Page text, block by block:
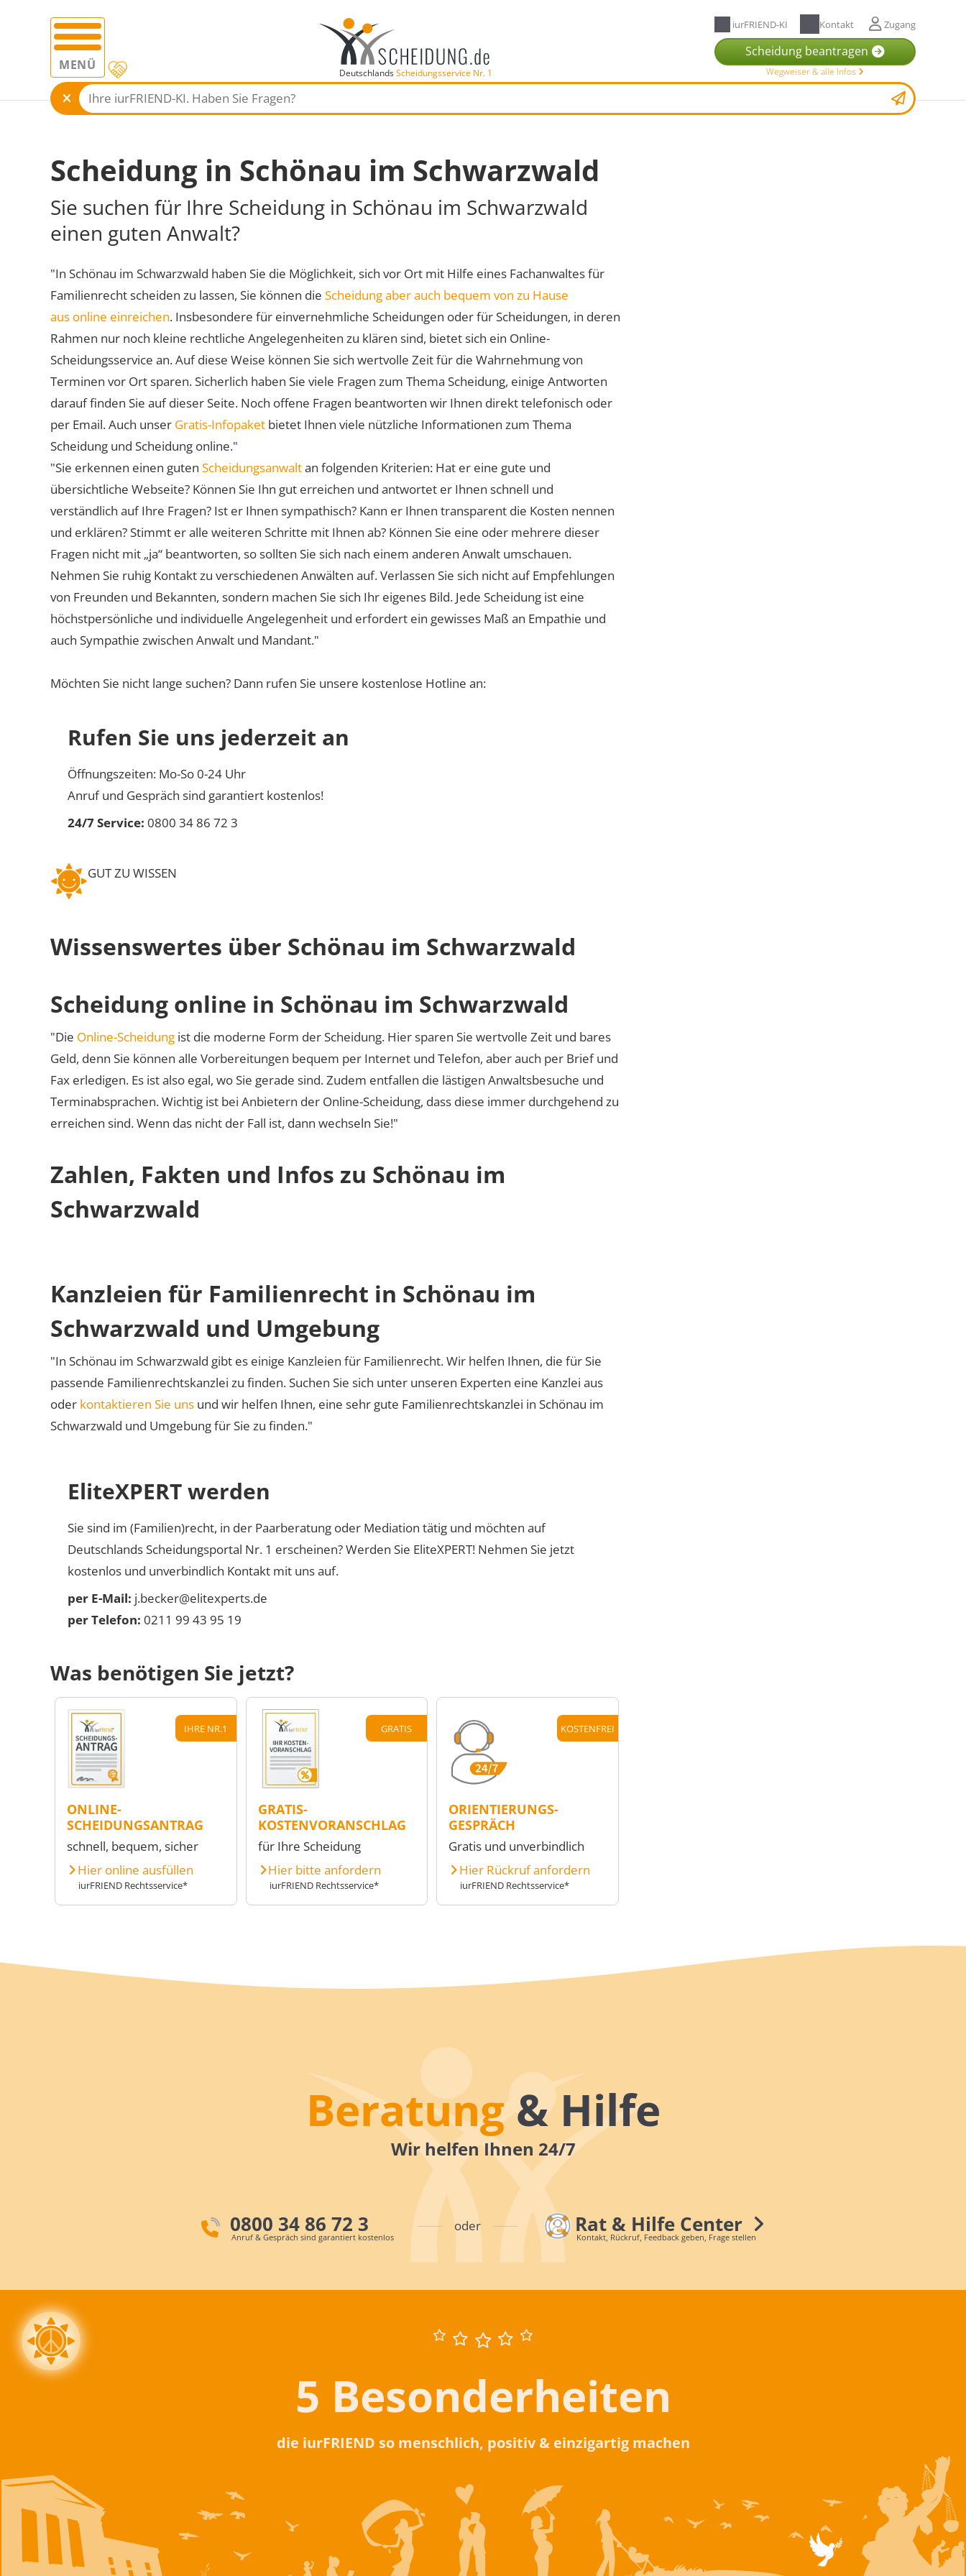
MENÜ DeutschlandsScheidungsservice Nr. 1
iurFRIEND-KI Kontakt Zugang
Scheidung beantragen
Wegweiser & alle Infos
Scheidung in Schönau im Schwarzwald
Sie suchen für Ihre Scheidung in Schönau im Schwarzwald
einen guten Anwalt?
"In Schönau im Schwarzwald haben Sie die Möglichkeit, sich vor Ort mit Hilfe eines Fachanwaltes für
Familienrecht scheiden zu lassen, Sie können die Scheidung aber auch bequem von zu Hause
aus online einreichen. Insbesondere für einvernehmliche Scheidungen oder für Scheidungen, in deren
Rahmen nur noch kleine rechtliche Angelegenheiten zu klären sind, bietet sich ein Online-
Scheidungsservice an. Auf diese Weise können Sie sich wertvolle Zeit für die Wahrnehmung von
Terminen vor Ort sparen. Sicherlich haben Sie viele Fragen zum Thema Scheidung, einige Antworten
darauf finden Sie auf dieser Seite. Noch offene Fragen beantworten wir Ihnen direkt telefonisch oder
per Email. Auch unser Gratis-Infopaket bietet Ihnen viele nützliche Informationen zum Thema
Scheidung und Scheidung online."
"Sie erkennen einen guten Scheidungsanwaltan folgenden Kriterien: Hat er eine gute und
übersichtliche Webseite? Können Sie Ihn gut erreichen und antwortet er Ihnen schnell und
verständlich auf Ihre Fragen? Ist er Ihnen sympathisch? Kann er Ihnen transparent die Kosten nennen
und erklären? Stimmt er alle weiteren Schritte mit Ihnen ab? Können Sie eine oder mehrere dieser
Fragen nicht mit „ja“ beantworten, so sollten Sie sich nach einem anderen Anwalt umschauen.
Nehmen Sie ruhig Kontakt zu verschiedenen Anwälten auf. Verlassen Sie sich nicht auf Empfehlungen
von Freunden und Bekannten, sondern machen Sie sich Ihr eigenes Bild. Jede Scheidung ist eine
höchstpersönliche und individuelle Angelegenheit und erfordert ein gewisses Maß an Empathie und
auch Sympathie zwischen Anwalt und Mandant."
Möchten Sie nicht lange suchen? Dann rufen Sie unsere kostenlose Hotline an:
Rufen Sie uns jederzeit an
Öffnungszeiten: Mo-So 0-24 Uhr
Anruf und Gespräch sind garantiert kostenlos!
24/7 Service: 0800 34 86 72 3
GUT ZU WISSEN
Wissenswertes über Schönau im Schwarzwald
Scheidung online in Schönau im Schwarzwald
"Die Online-Scheidung ist die moderne Form der Scheidung. Hier sparen Sie wertvolle Zeit und bares
Geld, denn Sie können alle Vorbereitungen bequem per Internet und Telefon, aber auch per Brief und
Fax erledigen. Es ist also egal, wo Sie gerade sind. Zudem entfallen die lästigen Anwaltsbesuche und
Terminabsprachen. Wichtig ist bei Anbietern der Online-Scheidung, dass diese immer durchgehend zu
erreichen sind. Wenn das nicht der Fall ist, dann wechseln Sie!"
Zahlen, Fakten und Infos zu Schönau im
Schwarzwald
Kanzleien für Familienrecht in Schönau im
Schwarzwald und Umgebung
"In Schönau im Schwarzwald gibt es einige Kanzleien für Familienrecht. Wir helfen Ihnen, die für Sie
passende Familienrechtskanzlei zu finden. Suchen Sie sich unter unseren Experten eine Kanzlei aus
oder kontaktieren Sie uns und wir helfen Ihnen, eine sehr gute Familienrechtskanzlei in Schönau im
Schwarzwald und Umgebung für Sie zu finden."
EliteXPERT werden
Sie sind im (Familien)recht, in der Paarberatung oder Mediation tätig und möchten auf
Deutschlands Scheidungsportal Nr. 1 erscheinen? Werden Sie EliteXPERT! Nehmen Sie jetzt
kostenlos und unverbindlich Kontakt mit uns auf.
per E-Mail: j.becker@elitexperts.de
per Telefon: 0211 99 43 95 19
Was benötigen Sie jetzt?
IHRE NR.1
ONLINE-
SCHEIDUNGSANTRAG
schnell, bequem, sicher
Hier online ausfüllen
iurFRIEND Rechtsservice*
GRATIS
GRATIS-
KOSTENVORANSCHLAG
für Ihre Scheidung
Hier bitte anfordern
iurFRIEND Rechtsservice*
KOSTENFREI
ORIENTIERUNGS-
GESPRÄCH
Gratis und unverbindlich
Hier Rückruf anfordern
iurFRIEND Rechtsservice*
Beratung& Hilfe
Wir helfen Ihnen 24/7
0800 34 86 72 3
Anruf & Gespräch sind garantiert kostenlos
oder Rat & Hilfe Center
Kontakt, Rückruf, Feedback geben, Frage stellen
5 Besonderheiten
die iurFRIEND so menschlich, positiv & einzigartig machen